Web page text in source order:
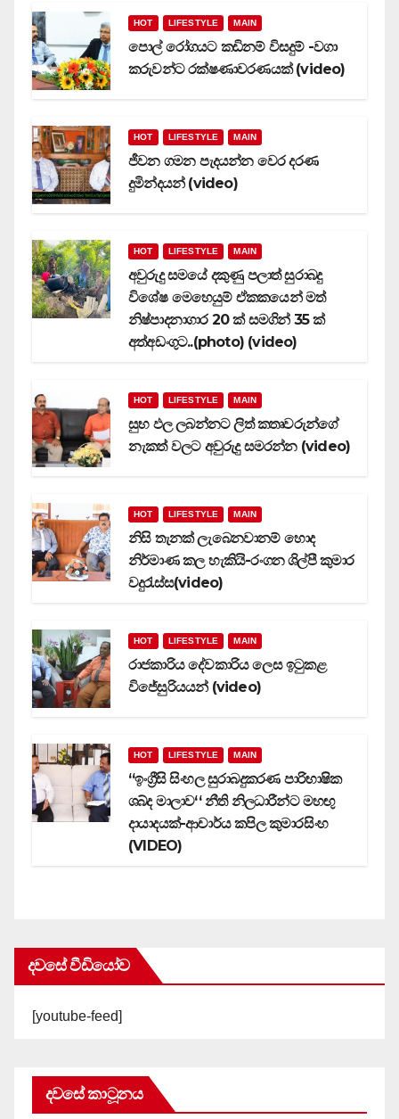
HOT LIFESTYLE MAIN
පොල් රෝගයට කඩිනම් විසදුම් -වගා
කරුවන්ට රක්ෂණාවරණයක් (video)
HOT LIFESTYLE MAIN
ජීවන ගමන පැදයන්න වෙර දරණ
දුමින්දයන් (video)
HOT LIFESTYLE MAIN
අවුරුදු සමයේ දකුණු පලාත් සුරාබදු
විශේෂ මෙහෙයුම් ඒකකයෙන් මත්
නිෂ්පාදනාගාර 20 ක් සමගින් 35 ක්
අත්අඩංගුට..(photo) (video)
HOT LIFESTYLE MAIN
සුභ ඵල ලබන්නට ලිත් කතෘවරුන්ගේ
නැකත් වලට අවුරුදු සමරන්න (video)
HOT LIFESTYLE MAIN
නිසි තැනක් ලැබෙනවානම් හොද
නිර්මාණ කල හැකියි-රංගන ශිල්පී කුමාර
වදුරැස්ස(video)
HOT LIFESTYLE MAIN
රාජකාරිය දේවකාරිය ලෙස ඉටුකළ
විජේසුරියයන් (video)
HOT LIFESTYLE MAIN
‘‘ඉංග්‍රීසි සිංහල සුරාබදුකරණ පාරිභාෂික
ශබ්ද මාලාව‘‘ නීති නිලධාරීන්ට මහඟු
දායාදයක්-ආචාර්ය කපිල කුමාරසිංහ
(VIDEO)
දවසේ වීඩියෝව
[youtube-feed]
දවසේ කාටූනය